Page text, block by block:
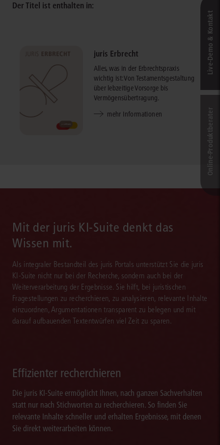
Der Titel ist enthalten in:
juris Erbrecht
Alles, was in der Erbrechtspraxis
wichtig ist: Von Testamentsgestaltung
über lebzeitige Vorsorge bis
Vermögensübertragung.
mehr Informationen
Mit der juris KI-Suite denkt das
Wissen mit.
Als integraler Bestandteil des juris Portals unterstützt Sie die juris
KI-Suite nicht nur bei der Recherche, sondern auch bei der
Weiterverarbeitung der Ergebnisse. Sie hilft, bei juristischen
Fragestellungen zu recherchieren, zu analysieren, relevante Inhalte
einzuordnen, Argumentationen transparent zu belegen und mit
darauf aufbauenden Textentwürfen viel Zeit zu sparen.
Effizienter recherchieren
Die juris KI-Suite ermöglicht Ihnen, nach ganzen Sachverhalten
statt nur nach Stichworten zu recherchieren. So finden Sie
relevante Inhalte schneller und erhalten Ergebnisse, mit denen
Sie direkt weiterarbeiten können.
Live‑Demo & Kontakt
Online-Produkt­berater